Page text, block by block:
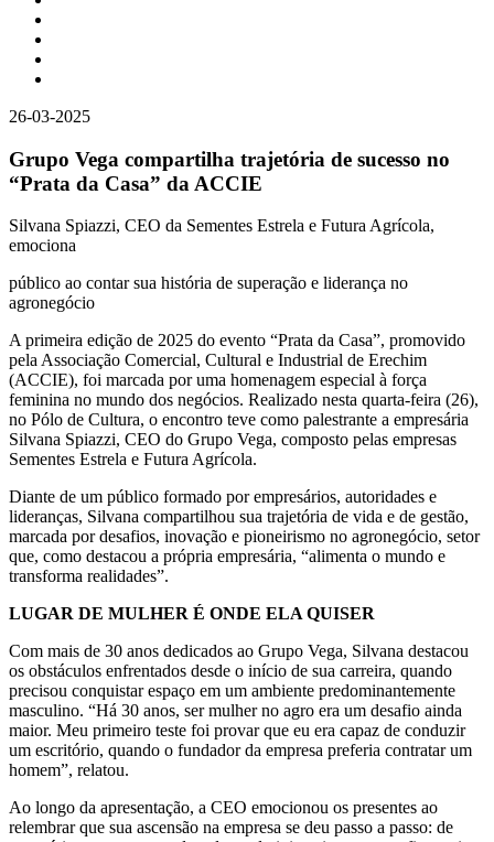
26-03-2025
Grupo Vega compartilha trajetória de sucesso no
“Prata da Casa” da ACCIE
Silvana Spiazzi, CEO da Sementes Estrela e Futura Agrícola,
emociona
público ao contar sua história de superação e liderança no
agronegócio
A primeira edição de 2025 do evento “Prata da Casa”, promovido
pela Associação Comercial, Cultural e Industrial de Erechim
(ACCIE), foi marcada por uma homenagem especial à força
feminina no mundo dos negócios. Realizado nesta quarta-feira (26),
no Pólo de Cultura, o encontro teve como palestrante a empresária
Silvana Spiazzi, CEO do Grupo Vega, composto pelas empresas
Sementes Estrela e Futura Agrícola.
Diante de um público formado por empresários, autoridades e
lideranças, Silvana compartilhou sua trajetória de vida e de gestão,
marcada por desafios, inovação e pioneirismo no agronegócio, setor
que, como destacou a própria empresária, “alimenta o mundo e
transforma realidades”.
LUGAR DE MULHER É ONDE ELA QUISER
Com mais de 30 anos dedicados ao Grupo Vega, Silvana destacou
os obstáculos enfrentados desde o início de sua carreira, quando
precisou conquistar espaço em um ambiente predominantemente
masculino. “Há 30 anos, ser mulher no agro era um desafio ainda
maior. Meu primeiro teste foi provar que eu era capaz de conduzir
um escritório, quando o fundador da empresa preferia contratar um
homem”, relatou.
Ao longo da apresentação, a CEO emocionou os presentes ao
relembrar que sua ascensão na empresa se deu passo a passo: de